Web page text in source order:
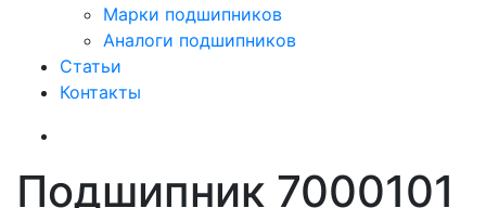
Марки подшипников
Аналоги подшипников
Статьи
Контакты
Подшипник 7000101